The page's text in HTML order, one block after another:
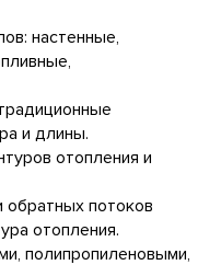
настенные,
и длины.
отопления и
потоков
отопления.
полипропиленовыми,